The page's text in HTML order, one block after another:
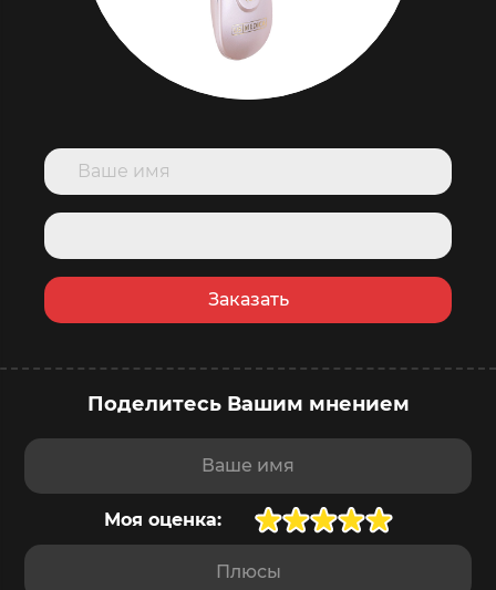
Заказать
купить сейчас
в корзину
Поделитесь Вашим мнением
Моя оценка:
Ваше имя
Плюсы